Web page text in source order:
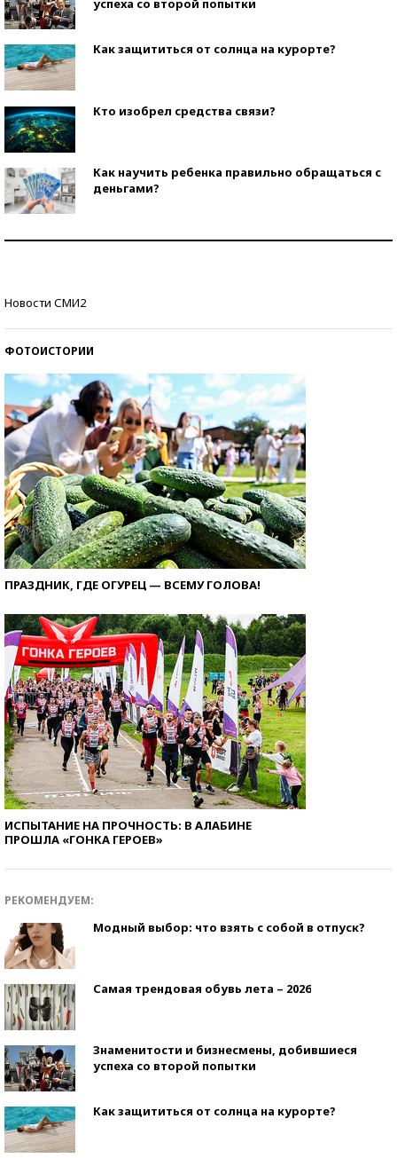
успеха со второй попытки
Как защититься от солнца на курорте?
Кто изобрел средства связи?
Как научить ребенка правильно обращаться с
деньгами?
Новости СМИ2
ФОТОИСТОРИИ
ПРАЗДНИК, ГДЕ ОГУРЕЦ — ВСЕМУ ГОЛОВА!
ИСПЫТАНИЕ НА ПРОЧНОСТЬ: В АЛАБИНЕ
ПРОШЛА «ГОНКА ГЕРОЕВ»
РЕКОМЕНДУЕМ:
Модный выбор: что взять с собой в отпуск?
Самая трендовая обувь лета – 2026
Знаменитости и бизнесмены, добившиеся
успеха со второй попытки
Как защититься от солнца на курорте?